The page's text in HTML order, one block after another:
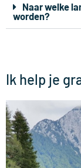
Naar welke
worden?
Ik help je